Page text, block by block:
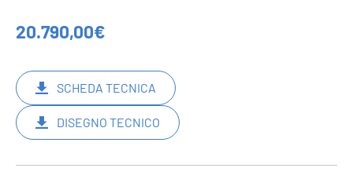
20.790,00€
SCHEDA TECNICA
DISEGNO TECNICO